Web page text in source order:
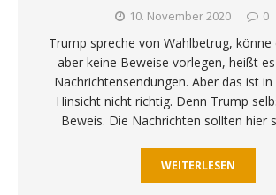
10. November 2020 0
Trump spreche von Wahlbetrug, könne
aber keine Beweise vorlegen, heißt
Nachrichtensendungen. Aber das ist
Hinsicht nicht richtig. Denn Trump
Beweis. Die Nachrichten sollten hier
WEITERLESEN